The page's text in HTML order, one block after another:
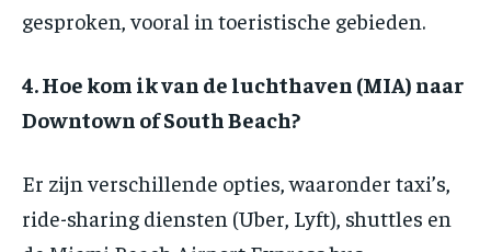
gesproken, vooral in toeristische gebieden.
4. Hoe kom ik van de luchthaven (MIA) naar
Downtown of South Beach?
Er zijn verschillende opties, waaronder taxi’s,
ride-sharing diensten (Uber, Lyft), shuttles en